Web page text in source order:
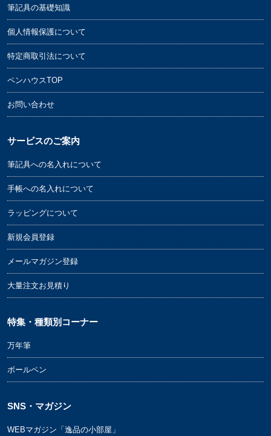
筆記具の基礎知識
個人情報保護について
特定商取引法について
ペンハウスTOP
お問い合わせ
サービスのご案内
筆記具への名入れについて
手帳への名入れについて
ラッピングについて
新規会員登録
メールマガジン登録
大量注文お見積り
特集・種類別コーナー
万年筆
ボールペン
SNS・マガジン
WEBマガジン「逸品の小部屋」